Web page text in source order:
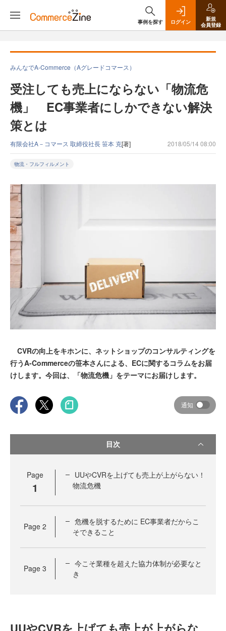
事例を探す ログイン
新規
会員登録
みんなでA-Commerce（Aグレードコマース）
受注しても売上にならない「物流危
機」 EC事業者にしかできない解決
策とは
有限会社A－コマース 取締役社長 笹本 克[著] 2018/05/14 08:00
物流・フルフィルメント
CVRの向上をキホンに、ネットショップのコンサルティングを
行うA-Commerceの笹本さんによる、ECに関するコラムをお届
けします。今回は、「物流危機」をテーマにお届けします。
通知
目次
Page
1
UUやCVRを上げても売上が上がらない！
物流危機
Page 2
危機を脱するために EC事業者だからこ
そできること
Page 3
今こそ業種を超えた協力体制が必要なと
き